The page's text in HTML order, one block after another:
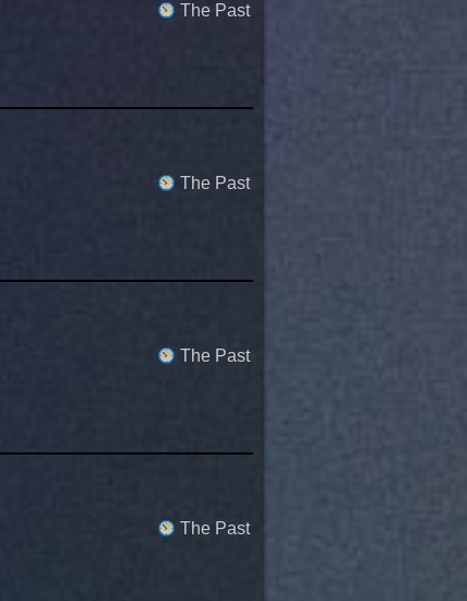
The Past
The Past
The Past
The Past